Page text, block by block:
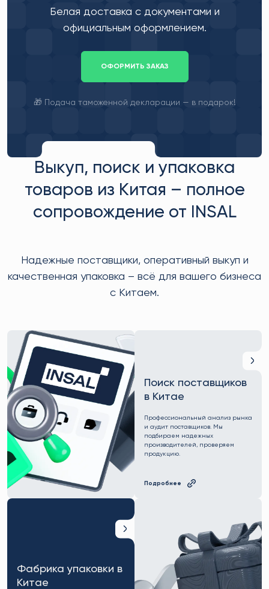
Белая доставка с документами и
официальным оформлением.
ОФОРМИТЬ ЗАКАЗ
🎁 Подача таможенной декларации — в подарок!
Выкуп, поиск и упаковка
товаров из Китая – полное
сопровождение от INSAL
Надежные поставщики, оперативный выкуп и
качественная упаковка – всё для вашего бизнеса
с Китаем.
Поиск поставщиков
в Китае
Профессиональный анализ рынка
и аудит поставщиков. Мы
подбираем надежных
производителей, проверяем
продукцию.
Подробнее
Фабрика упаковки в
Китае